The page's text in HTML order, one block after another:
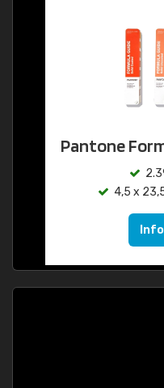
Pantone
4,5 x